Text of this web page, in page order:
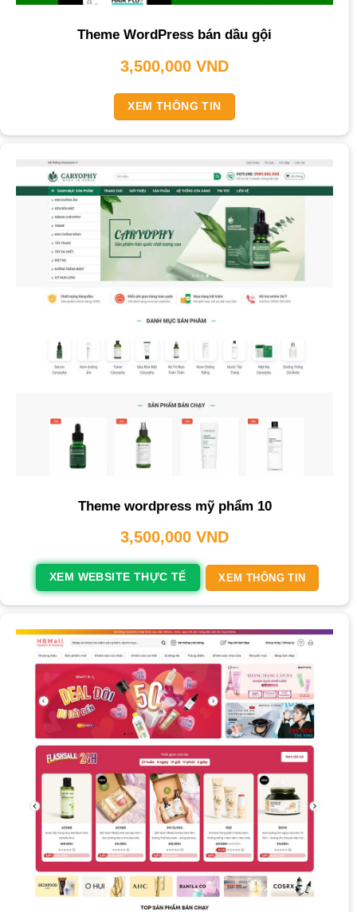
Theme WordPress bán dầu gội
3,500,000 VND
XEM THÔNG TIN
Theme wordpress mỹ phẩm 10
3,500,000 VND
XEM WEBSITE THỰC TẾ XEM THÔNG TIN